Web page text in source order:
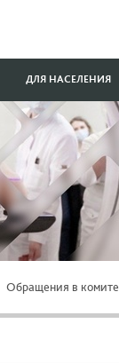
ДЛЯ НАСЕЛЕНИЯ
Обращения в